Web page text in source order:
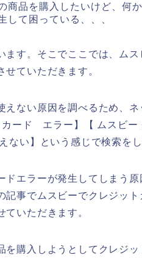
商品を購入したいけど、何
して困っている、、、
ます。そこでここでは、ム
せていただきます。
えない原因を調べるため、
カード エラー】【 ムスビ
い】という感じで検索をし
ドエラーが発生してしまう
記事でムスビーでクレジッ
いただきます。
を購入しようとしてクレジ